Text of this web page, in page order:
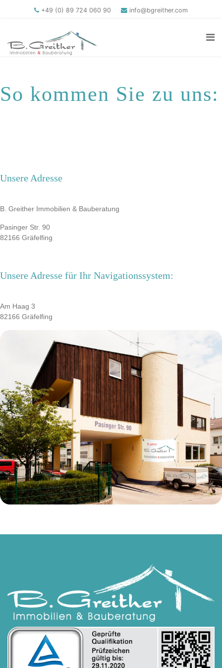
+49 (0) 89 724 060 90 info@bgreither.com
So kommen Sie zu uns:
Unsere Adresse
B. Greither Immobilien & Bauberatung
Pasinger Str. 90
82166 Gräfelfing
Unsere Adresse für Ihr Navigationssystem:
Am Haag 3
82166 Gräfelfing